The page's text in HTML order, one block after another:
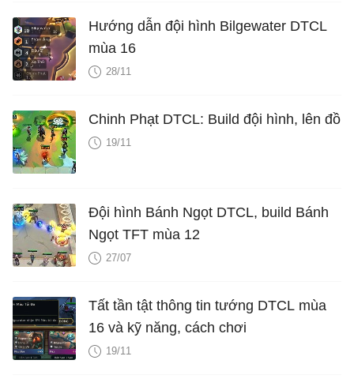
Hướng dẫn đội hình Bilgewater DTCL
mùa 16
28/11
Chinh Phạt DTCL: Build đội hình, lên đồ
19/11
Đội hình Bánh Ngọt DTCL, build Bánh
Ngọt TFT mùa 12
27/07
Tất tần tật thông tin tướng DTCL mùa
16 và kỹ năng, cách chơi
19/11